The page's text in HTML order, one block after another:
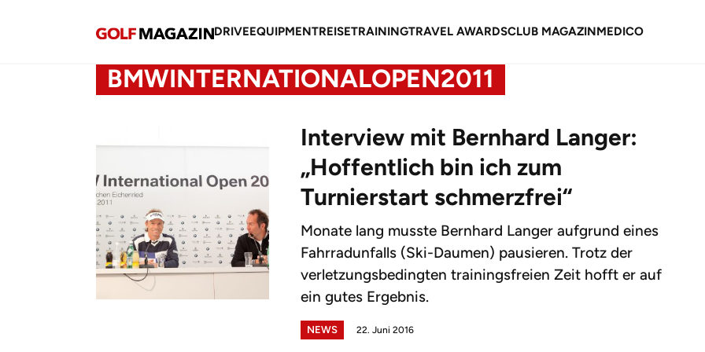
DRIVEEQUIPMENTREISETRAININGTRAVEL AWARDSCLUB MAGAZINMEDICO
BMWINTERNATIONALOPEN2011
Interview mit Bernhard Langer:
„Hoffentlich bin ich zum
Turnierstart schmerzfrei“
Monate lang musste Bernhard Langer aufgrund eines
Fahrradunfalls (Ski-Daumen) pausieren. Trotz der
verletzungsbedingten trainingsfreien Zeit hofft er auf
ein gutes Ergebnis.
NEWS 22. Juni 2016